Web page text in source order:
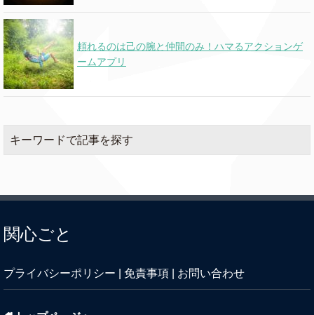
頼れるのは己の腕と仲間のみ！ハマるアクションゲ
ームアプリ
キーワードで記事を探す
関心ごと
プライバシーポリシー 免責事項 お問い合わせ